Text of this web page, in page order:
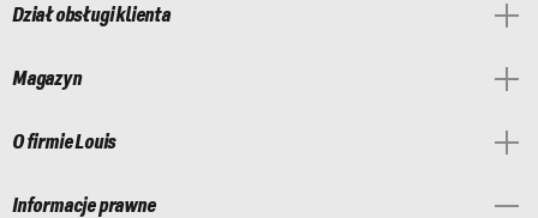
Dział obsługi klienta
Magazyn
O firmie Louis
Informacje prawne